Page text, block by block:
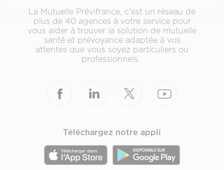
La Mutuelle Prévifrance, c’est un réseau de
plus de 40 agences à votre service pour
vous aider à trouver la solution de mutuelle
santé et prévoyance adaptée à vos
attentes que vous soyez particuliers ou
professionnels.
Téléchargez notre appli